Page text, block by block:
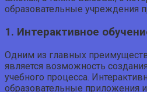
образовательные учреждения
1. Интерактивное
Одним из главных
является возможность
учебного процесса.
образовательные приложения